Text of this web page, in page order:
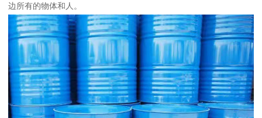
边所有的物体和人。